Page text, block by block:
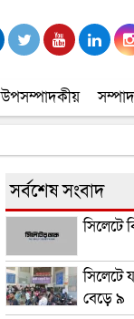
উপসম্পাদকীয়
সর্বশেষ সংবাদ
সিলেটে
সিলেটে
বেড়ে ৯